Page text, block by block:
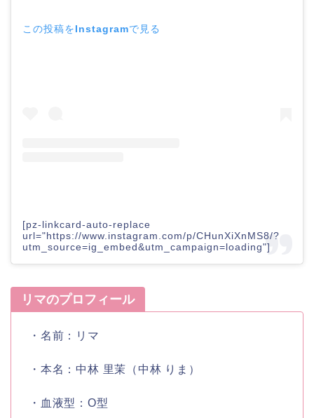
この投稿をInstagramで見る
[pz-linkcard-auto-replace
url="https://www.instagram.com/p/CHunXiXnMS8/?
utm_source=ig_embed&utm_campaign=loading"]
リマのプロフィール
・名前： リマ
・本名：中林 里茉 （中林 りま）
・血液型： O型